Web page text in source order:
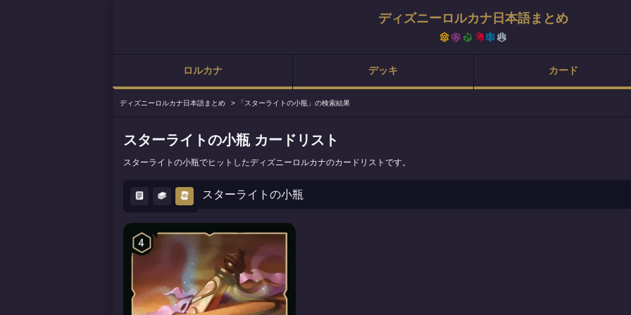
ディズニーロルカナ日本語まとめ
ロルカナ デッキ カード
ディズニーロルカナ日本語まとめ > 「スターライトの小瓶」の検索結果
スターライトの小瓶 カードリスト
スターライトの小瓶でヒットしたディズニーロルカナのカードリストです。